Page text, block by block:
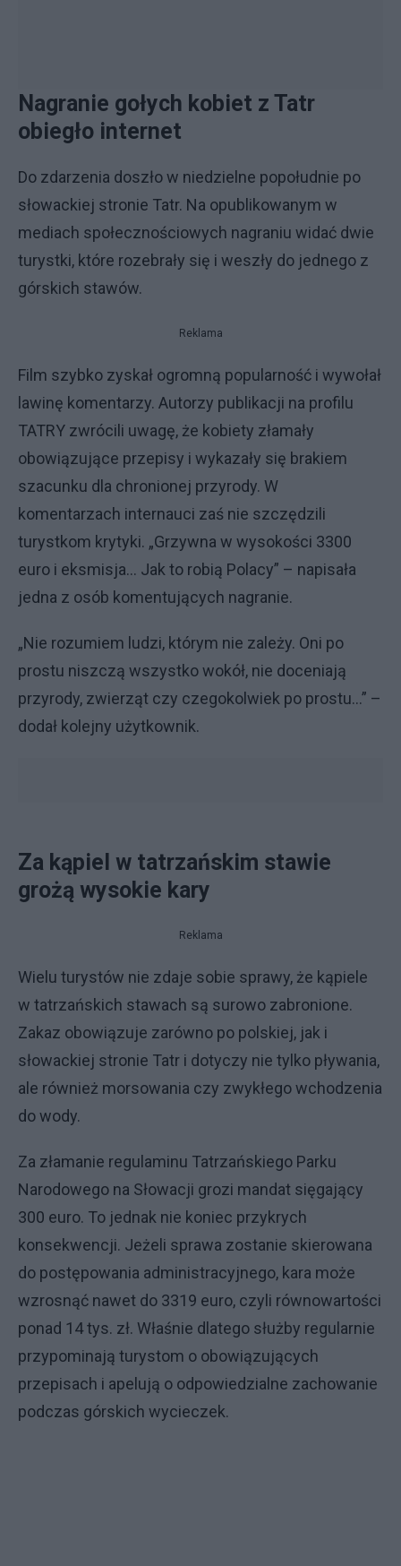
Nagranie gołych kobiet z Tatr
obiegło internet
Do zdarzenia doszło w niedzielne popołudnie po
słowackiej stronie Tatr. Na opublikowanym w
mediach społecznościowych nagraniu widać dwie
turystki, które rozebrały się i weszły do jednego z
górskich stawów.
Reklama
Film szybko zyskał ogromną popularność i wywołał
lawinę komentarzy. Autorzy publikacji na profilu
TATRY zwrócili uwagę, że kobiety złamały
obowiązujące przepisy i wykazały się brakiem
szacunku dla chronionej przyrody. W
komentarzach internauci zaś nie szczędzili
turystkom krytyki. „Grzywna w wysokości 3300
euro i eksmisja... Jak to robią Polacy” – napisała
jedna z osób komentujących nagranie.
„Nie rozumiem ludzi, którym nie zależy. Oni po
prostu niszczą wszystko wokół, nie doceniają
przyrody, zwierząt czy czegokolwiek po prostu...” –
dodał kolejny użytkownik.
Za kąpiel w tatrzańskim stawie
grożą wysokie kary
Reklama
Wielu turystów nie zdaje sobie sprawy, że kąpiele
w tatrzańskich stawach są surowo zabronione.
Zakaz obowiązuje zarówno po polskiej, jak i
słowackiej stronie Tatr i dotyczy nie tylko pływania,
ale również morsowania czy zwykłego wchodzenia
do wody.
Za złamanie regulaminu Tatrzańskiego Parku
Narodowego na Słowacji grozi mandat sięgający
300 euro. To jednak nie koniec przykrych
konsekwencji. Jeżeli sprawa zostanie skierowana
do postępowania administracyjnego, kara może
wzrosnąć nawet do 3319 euro, czyli równowartości
ponad 14 tys. zł. Właśnie dlatego służby regularnie
przypominają turystom o obowiązujących
przepisach i apelują o odpowiedzialne zachowanie
podczas górskich wycieczek.